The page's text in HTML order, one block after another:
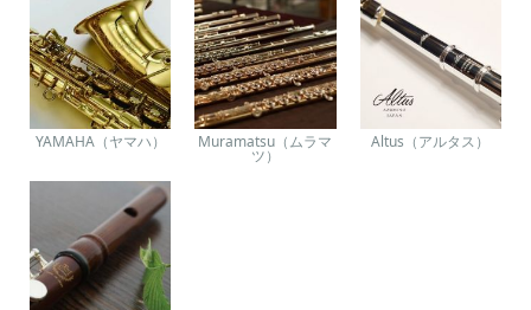
YAMAHA（ヤマハ） Muramatsu（ムラマ
ツ）
Altus（アルタス）